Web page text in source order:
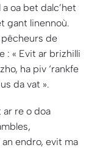
oa bet dalc’het
gant linennoù.
pêcheurs de
: « Evit ar brizhilli
ha piv ‘rankfe
da vat ».
ar re o doa
endro, evit ma